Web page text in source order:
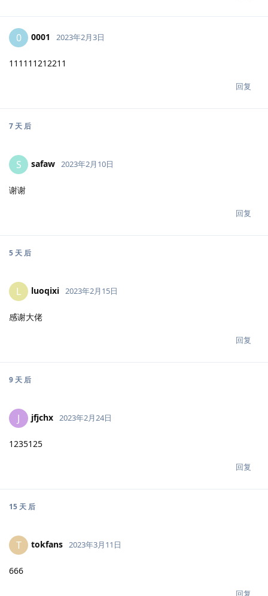
0 0001 2023年2月3日
111111212211
回复
7 天 后
S safaw 2023年2月10日
谢谢
回复
5 天 后
L luoqixi 2023年2月15日
感谢大佬
回复
9 天 后
J jfjchx 2023年2月24日
1235125
回复
15 天 后
T tokfans 2023年3月11日
666
回复